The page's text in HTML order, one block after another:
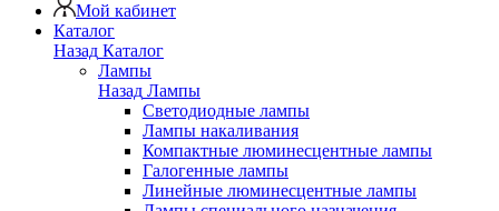
Мой кабинет
Каталог
Назад Каталог
Лампы
Назад Лампы
Светодиодные лампы
Лампы накаливания
Компактные люминесцентные лампы
Галогенные лампы
Линейные люминесцентные лампы